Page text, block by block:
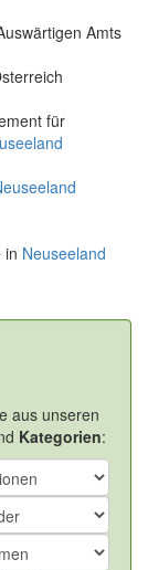
Amts
für
in Neuseeland
aus unseren
Kategorien: